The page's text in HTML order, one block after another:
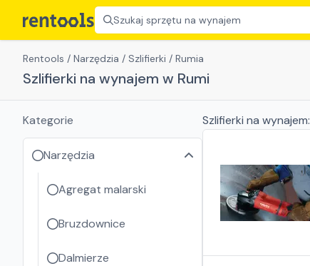
Szukaj sprzętu na wynajem
Rentools / Narzędzia / Szlifierki / Rumia
Szlifierki na wynajem w Rumi
Szlifierki na wynajem:
Kategorie
Narzędzia
Agregat malarski
Bruzdownice
Dalmierze